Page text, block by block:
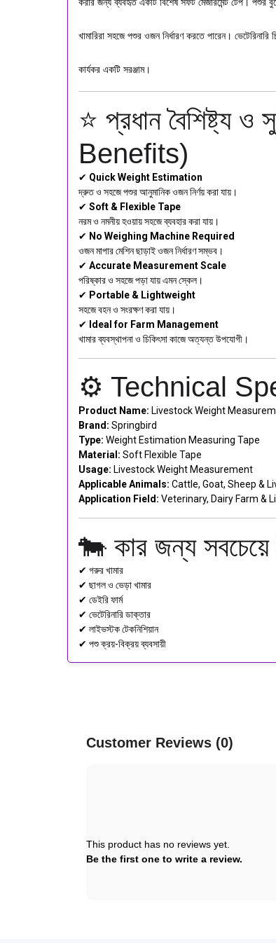
খামারিরা সহজে পশুর ওজন নির্ধারণ করতে পারেন।
কার্যকর একটি সরঞ্জাম।
⭐ প্রধান বৈশিষ্ট্য
Benefits)
✔ Quick Weight Estimation
দ্রুত ও সহজে পশুর আনুমানিক ওজন নির্ণয় করা যায়।
✔ Soft & Flexible Tape
নরম ও নমনীয় হওয়ায় সহজে ব্যবহার করা যায়।
✔ No Weighing Machine Required
ওজন মাপার মেশিন ছাড়াই ওজন নির্ধারণ সম্ভব।
✔ Accurate Measurement Scale
পরিষ্কার ও সহজে পড়া যায় এমন স্কেল।
✔ Portable & Lightweight
সহজে বহন ও সংরক্ষণ করা যায়।
✔
Ideal for Farm Management
খামার ব্যবস্থাপনা ও চিকিৎসা কাজে অত্যন্ত উপযোগী।
⚙️ Technical
Product Name: Livestock Weight
Brand: Springbird
Type: Weight Estimation Measuring Tape
Material: Soft Flexible Tape
Usage: Livestock Weight Measurement
Applicable Animals: Cattle, Goat, Sheep &
Application Field: Veterinary, Dairy Farm &
🐄 কার জন্য
✔ গরুর খামার
✔ ছাগল ও ভেড়া খামার
✔ ডেইরি ফার্ম
✔ ভেটেরিনারি ডাক্তার
✔ লাইভস্টক টেকনিশিয়ান
✔ পশু ক্রয়-বিক্রয় ব্যবসায়ী
Customer Reviews (0)
This product has no reviews yet.
Be the first one to write a review.